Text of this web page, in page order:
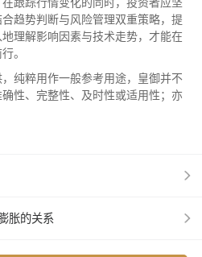
趋势判断与风险管理双重策略，提
理解影响因素与技术走势，才能在
。
纯粹用作一般参考用途，皇御并不
性、完整性、及时性或适用性；亦
胀的关系